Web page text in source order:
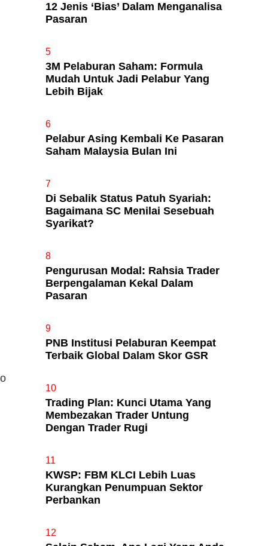
12 Jenis ‘Bias’ Dalam Menganalisa
Pasaran
5
3M Pelaburan Saham: Formula
Mudah Untuk Jadi Pelabur Yang
Lebih Bijak
6
Pelabur Asing Kembali Ke Pasaran
Saham Malaysia Bulan Ini
7
Di Sebalik Status Patuh Syariah:
Bagaimana SC Menilai Sesebuah
Syarikat?
8
Pengurusan Modal: Rahsia Trader
Berpengalaman Kekal Dalam
Pasaran
9
PNB Institusi Pelaburan Keempat
Terbaik Global Dalam Skor GSR
10
Trading Plan: Kunci Utama Yang
Membezakan Trader Untung
Dengan Trader Rugi
11
KWSP: FBM KLCI Lebih Luas
Kurangkan Penumpuan Sektor
Perbankan
12